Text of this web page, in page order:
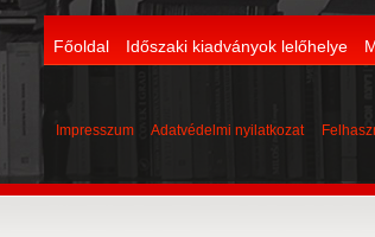
Főoldal Időszaki kiadványok lelőhelye
Impresszum Adatvédelmi nyilatkozat